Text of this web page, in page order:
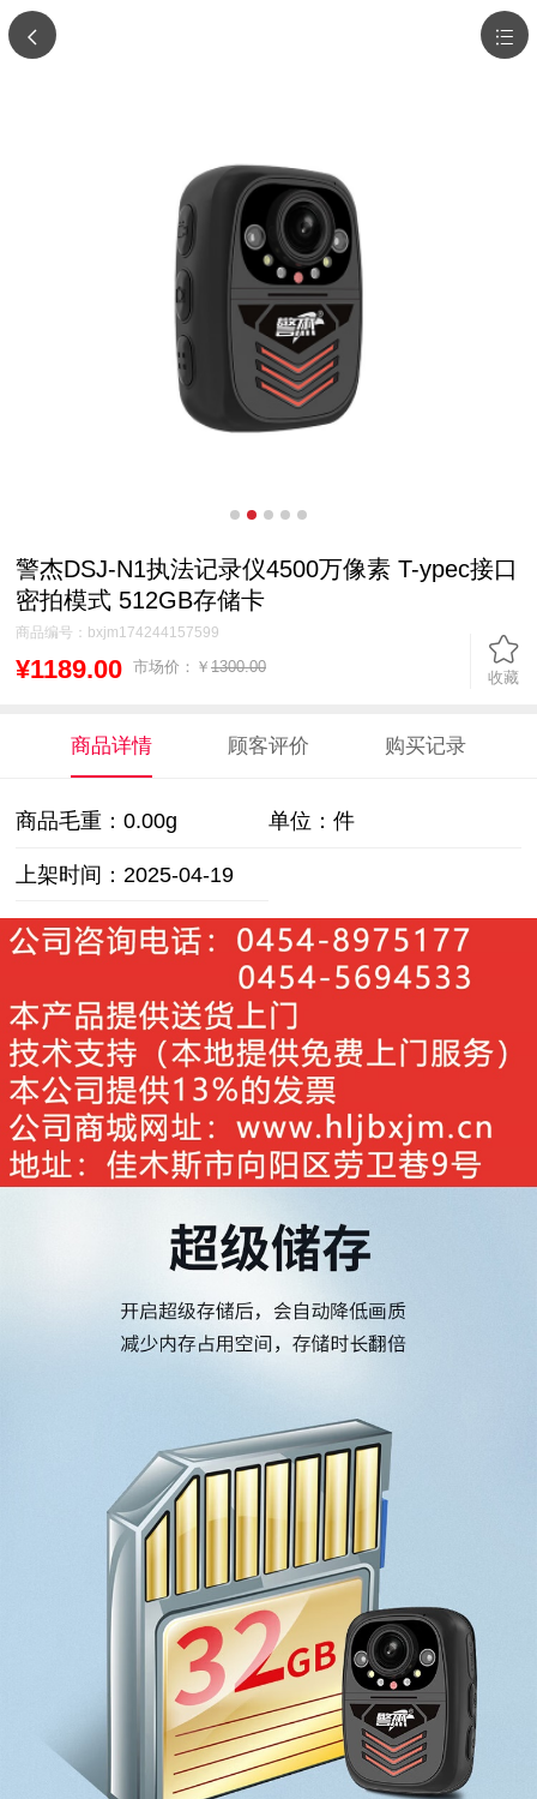
警杰DSJ-N1执法记录仪4500万像素 T-ypec接口
密拍模式 512GB存储卡
商品编号： bxjm174244157599
¥1189.00 市场价：￥ 1300.00
收藏
商品详情 顾客评价 购买记录
商品毛重： 0.00g 单位：件
上架时间：2025-04-19